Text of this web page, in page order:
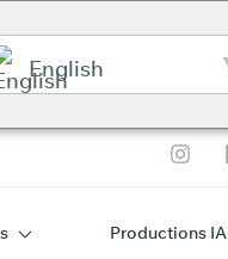
English
Productions IA